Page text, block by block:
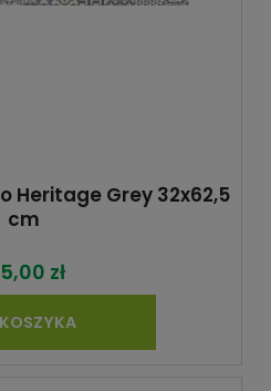
Heritage Grey 32x62,5
cm
zł